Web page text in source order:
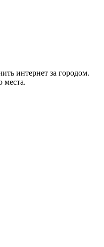
интернет за городом.
места.